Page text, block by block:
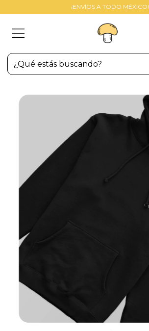
¡ENVÍOS A TODO MÉXICO!